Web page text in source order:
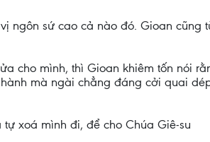
ngôn sứ cao cả nào đó. Gioan cũng
cho mình, thì Gioan khiêm tốn nói
mà ngài chẳng đáng cởi quai
xoá mình đi, để cho Chúa Giê-su